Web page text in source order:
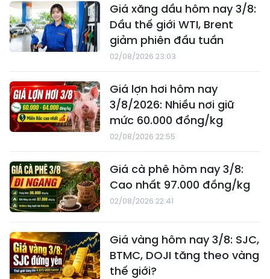
Giá xăng dầu hôm nay 3/8:
Dầu thế giới WTI, Brent
giảm phiên đầu tuần
02/08/2026 23:03
Giá lợn hơi hôm nay
3/8/2026: Nhiều nơi giữ
mức 60.000 đồng/kg
02/08/2026 22:55
Giá cà phê hôm nay 3/8:
Cao nhất 97.000 đồng/kg
02/08/2026 22:41
Giá vàng hôm nay 3/8: SJC,
BTMC, DOJI tăng theo vàng
thế giới?